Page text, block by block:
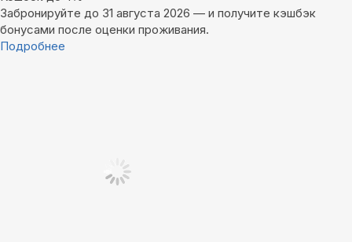
Забронируйте до 31 августа 2026 — и получите кэшбэк
бонусами после оценки проживания.
Подробнее